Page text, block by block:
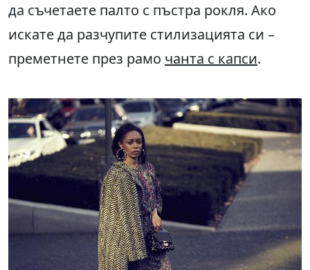
да съчетаете палто с пъстра рокля. Ако
искате да разчупите стилизацията си –
преметнете през рамо чанта с капси.